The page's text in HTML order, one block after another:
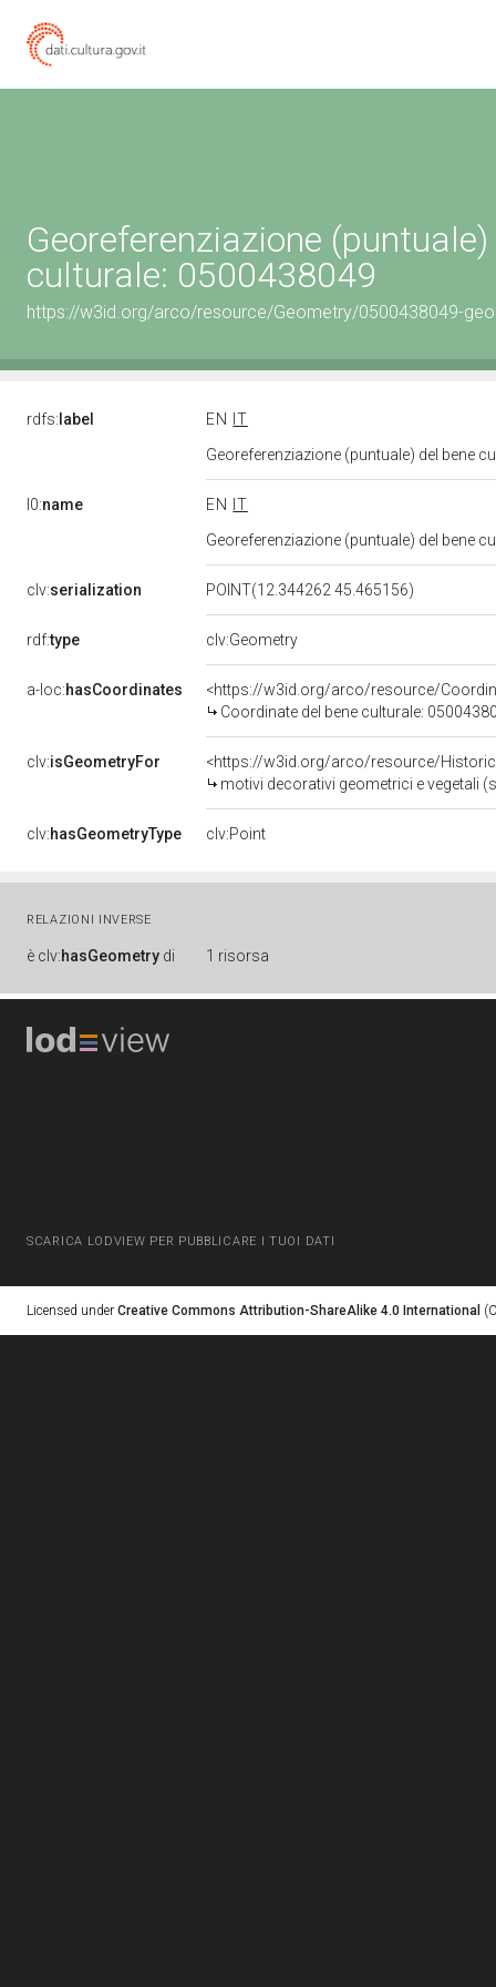
Georeferenziazione
culturale: 0500438049
https://w3id.org/arco/resource/Geometry/0500438049-
rdfs: label EN
IT
Georeferenziazione (puntuale) del bene
l0:name EN
IT
Georeferenziazione (puntuale) del bene
clv:serialization POINT(12.344262 45.465156)
rdf:type clv:Geometry
a-loc:hasCoordinates
<https://w3id.org/arco/resource/
Coordinate del bene culturale:
clv:isGeometryFor
<https://w3id.org/arco/resource/
motivi decorativi geometrici e vegetali
clv:hasGeometryType clv:Point
RELAZIONI INVERSE
è clv:hasGeometry di 1 risorsa
SCARICA LODVIEW PER PUBBLICARE I TUOI DATI
Licensed under Creative Commons Attribution-ShareAlike 4.0 International